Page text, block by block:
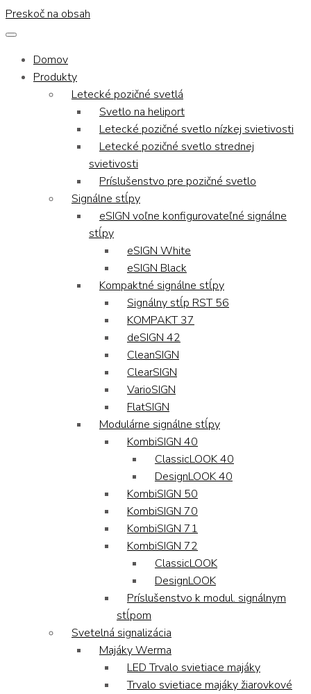
Preskoč na obsah
Domov
Produkty
Letecké pozičné svetlá
Svetlo na heliport
Letecké pozičné svetlo nízkej svietivosti
Letecké pozičné svetlo strednej
svietivosti
Príslušenstvo pre pozičné svetlo
Signálne stĺpy
eSIGN voľne konfigurovateľné signálne
stĺpy
eSIGN White
eSIGN Black
Kompaktné signálne stĺpy
Signálny stĺp RST 56
KOMPAKT 37
deSIGN 42
CleanSIGN
ClearSIGN
VarioSIGN
FlatSIGN
Modulárne signálne stĺpy
KombiSIGN 40
ClassicLOOK 40
DesignLOOK 40
KombiSIGN 50
KombiSIGN 70
KombiSIGN 71
KombiSIGN 72
ClassicLOOK
DesignLOOK
Príslušenstvo k modul. signálnym
stĺpom
Svetelná signalizácia
Majáky Werma
LED Trvalo svietiace majáky
Trvalo svietiace majáky žiarovkové